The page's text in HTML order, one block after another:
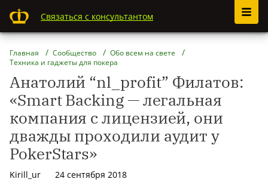
Связаться с консультантом
Главная Сообщество
Обо всем на свете
Техника и гаджеты для покера
Анатолий “nl_profit” Филатов:
«Smart Backing — легальная
компания с лицензией, они
дважды проходили аудит у
PokerStars»
Kirill_ur
24 сентября 2018